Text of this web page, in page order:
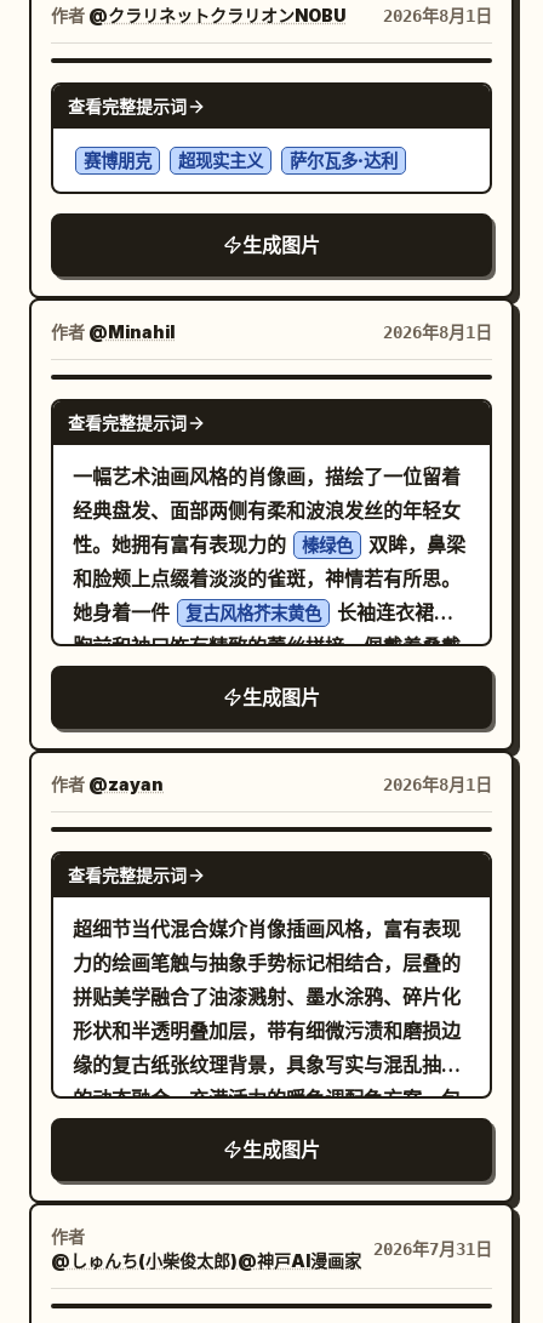
body. To the right, a shop facade is
visible, its warm interior light illuminating
the scene. The palette is dominated by
deep blues, indigo, and contrasting
golden light. The atmosphere is
and features impasto brushstroke
作者 @クラリネットクラリオンNOBU 2026年8月1日
NANO BANANA PRO
查看完整提示词
赛博朋克 超现实主义 萨尔瓦多·达利
生成图片
作者 @Minahil 2026年8月1日
NANO BANANA PRO
查看完整提示词
一幅艺术油画风格的肖像画，描绘了一位留着
经典盘发、面部两侧有柔和波浪发丝的年轻女
性。她拥有富有表现力的
榛绿色
双眸，鼻梁
和脸颊上点缀着淡淡的雀斑，神情若有所思。
她身着一件
复古风格芥末黄色
长袖连衣裙，
胸前和袖口饰有精致的蕾丝拼接，佩戴着叠戴
的琥珀宝石吊坠项链和小型金质圆环耳环。背
，并配以戏剧性的伦勃
朗式光影。
生成图片
作者 @zayan 2026年8月1日
NANO BANANA PRO
查看完整提示词
超细节当代混合媒介肖像插画风格，富有表现
力的绘画笔触与抽象手势标记相结合，层叠的
拼贴美学融合了油漆溅射、墨水涂鸦、碎片化
形状和半透明叠加层，带有细微污渍和磨损边
缘的复古纸张纹理背景，具象写实与混乱抽象
的动态融合，充满活力的暖色调配色方案，包
，富有表现力的线条和自发的喷溅效果，层叠
的丙烯和墨水纹理，现代编辑艺术风格，将美
术肖像与实验性抽象表现主义相结合，高细节
的绘画笔触，有机纹理与数字拼贴元素的融
生成图片
作者
@しゅんち(小柴俊太郎)@神戸AI漫画家
2026年7月31日